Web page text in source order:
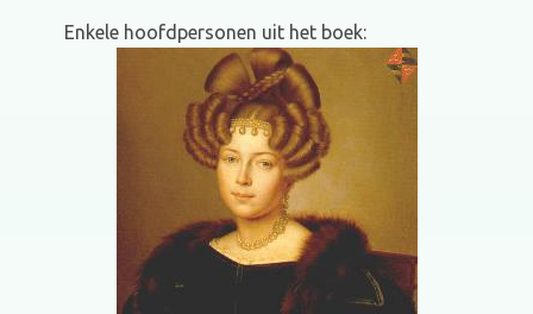
Enkele hoofdpersonen uit het boek: